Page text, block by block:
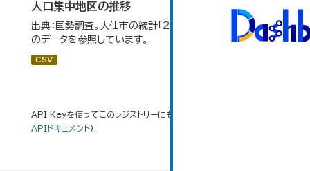
人口集中地区の推移
出典：国勢調査。大仙市の統計「2-3 人口集中地区の推移」
のデータを参照しています。
CSV
API Keyを使ってこのレジストリーにもアクセス可能です
APIドキュメント).